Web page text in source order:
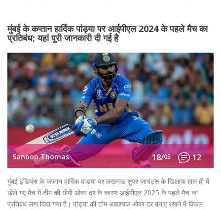
मुंबई के कप्तान हार्दिक पांड्या पर आईपीएल 2024 के पहले मैच का
प्रतिबंध; यहां पूरी जानकारी दी गई है
Sanoop Thomas 18/05 12
मुंबई इंडियंस के कप्तान हार्दिक पांड्या पर लखनऊ सुपर जायंट्स के खिलाफ हाल ही में
खेले गए मैच में टीम की धीमी ओवर दर के कारण आईपीएल 2025 के पहले मैच का
प्रतिबंध लगा दिया गया है। पांड्या की टीम आवश्यक ओवर दर बनाए रखने में विफल